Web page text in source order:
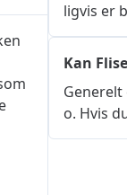
ligvis er
Kan
o. Hvis